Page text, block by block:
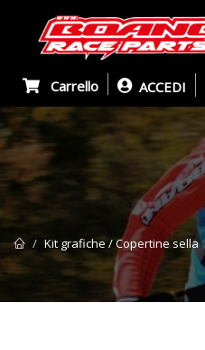
Carrello ACCEDI
Kit grafiche / Copertine sella